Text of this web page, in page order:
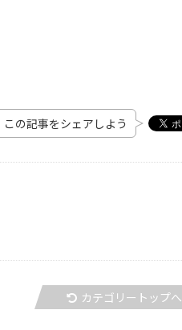
この記事をシェアしよう
カテゴリートップへ